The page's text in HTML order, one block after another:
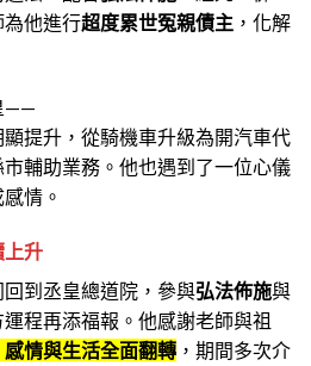
他進行超度累世冤親債主 ，化解
——
提升，從騎機車升級為開汽車代
輔助業務。他也遇到了一位心儀
情。
上升
到丞皇總道院，參與弘法佈施與
程再添福報。他感謝老師與祖
情與生活全面翻轉 ，期間多次介